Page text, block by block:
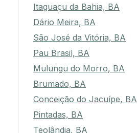
Itaguaçu da Bahia, BA
Dário Meira, BA
São José da Vitória, BA
Pau Brasil, BA
Mulungu do Morro, BA
Brumado, BA
Conceição do Jacuípe, BA
Pintadas, BA
Teolândia, BA